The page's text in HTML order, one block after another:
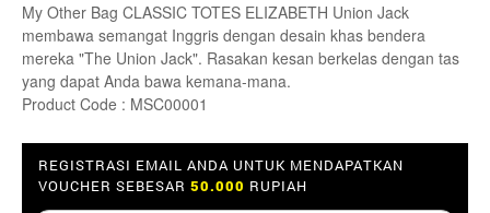
My Other Bag CLASSIC TOTES ELIZABETH Union Jack
membawa semangat Inggris dengan desain khas bendera
mereka "The Union Jack". Rasakan kesan berkelas dengan tas
yang dapat Anda bawa kemana-mana.
Product Code : MSC00001
REGISTRASI EMAIL ANDA UNTUK MENDAPATKAN
VOUCHER SEBESAR 50.000 RUPIAH